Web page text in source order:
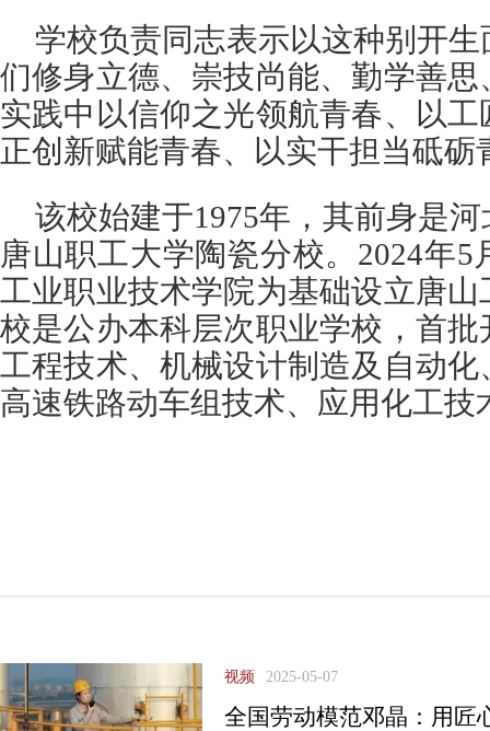
学校负责同志表示以这种别开
们修身立德、崇技尚能、勤学善
实践中以信仰之光领航青春、以
正创新赋能青春、以实干担当砥砺
该校始建于1975年，其前身是
唐山职工大学陶瓷分校。2024年
工业职业技术学院为基础设立唐
校是公办本科层次职业学校，首
工程技术、机械设计制造及自动
高速铁路动车组技术、应用化工技
视频 2025-05-07
全国劳动模范邓晶：用匠